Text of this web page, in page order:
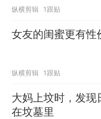
纵横剪辑 1跟贴
女友的闺蜜更有性
纵横剪辑 1跟贴
大妈上坟时，发现
在坟墓里